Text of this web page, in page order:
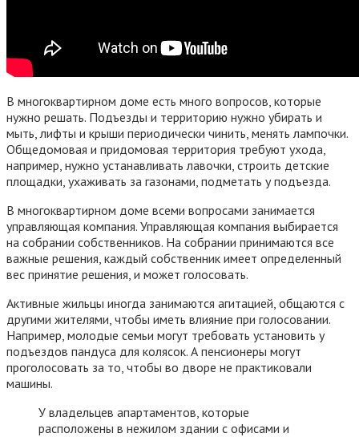
В многоквартирном доме есть много вопросов, которые
нужно решать. Подъезды и территорию нужно убирать и
мыть, лифты и крыши периодически чинить, менять лампочки.
Общедомовая и придомовая территория требуют ухода,
например, нужно устанавливать лавочки, строить детские
площадки, ухаживать за газонами, подметать у подъезда.
В многоквартирном доме всеми вопросами занимается
управляющая компания. Управляющая компания выбирается
на собрании собственников. На собрании принимаются все
важные решения, каждый собственник имеет определенный
вес принятие решения, и может голосовать.
Активные жильцы иногда занимаются агитацией, общаются с
другими жителями, чтобы иметь влияние при голосовании.
Например, молодые семьи могут требовать установить у
подъездов пандуса для колясок. А пенсионеры могут
проголосовать за то, чтобы во дворе не практиковали
машины.
У владельцев апартаментов, которые
расположены в нежилом здании с офисами и